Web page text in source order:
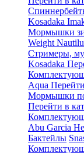
Kosadaka
Мормышки
Weight
Стримеры,
Kosadaka
Aqua
Мормышки
Перейти в
Abu Garcia
Бактейлы